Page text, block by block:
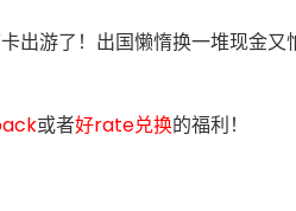
出游了！出国懒惰换一堆现金
或者好rate兑换的福利！